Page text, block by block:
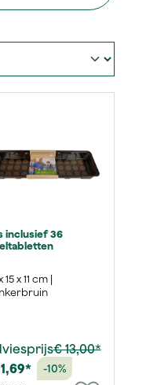
inclusief 36
15 x 11 cm |
€ 13,00*
-10%